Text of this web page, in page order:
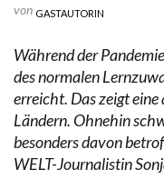
von GASTAUTORIN
Während der
des normalen
erreicht. Das zeigt
Ländern. Ohnehin
besonders davon
WELT-Journalistin